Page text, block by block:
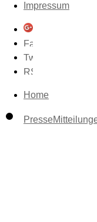
Impressum
Home